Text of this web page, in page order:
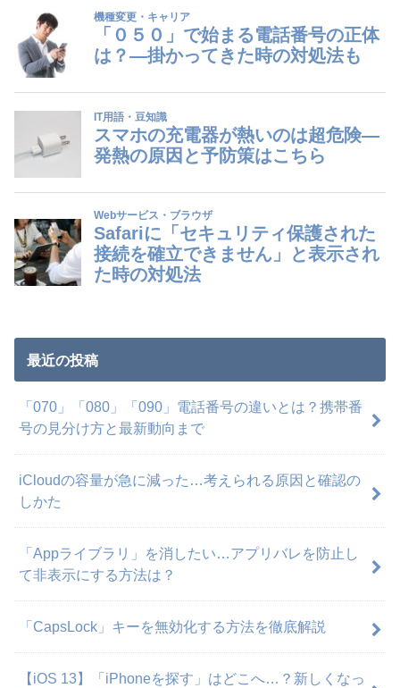
最近の投稿
「070」「080」「090」電話番号の違いとは？携帯番
号の見分け方と最新動向まで
iCloudの容量が急に減った…考えられる原因と確認の
しかた
「Appライブラリ」を消したい…アプリバレを防止し
て非表示にする方法は？
「CapsLock」キーを無効化する方法を徹底解説
【iOS 13】「iPhoneを探す」はどこへ…？新しくなっ